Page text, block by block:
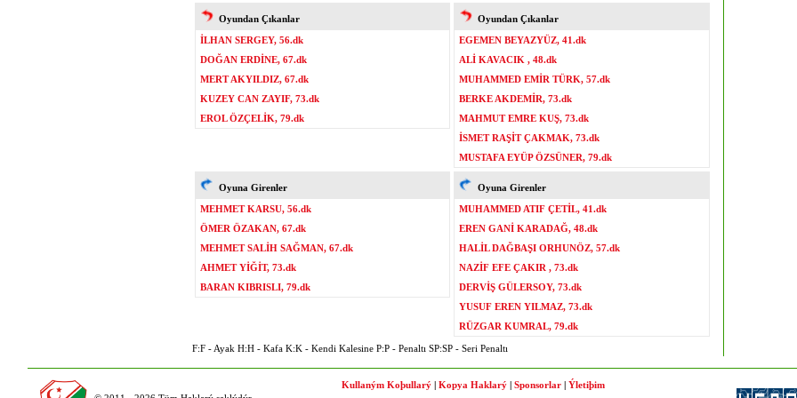
Oyundan Çıkanlar
İLHAN SERGEY, 56.dk
DOĞAN ERDİNE, 67.dk
MERT AKYILDIZ, 67.dk
KUZEY CAN ZAYIF, 73.dk
EROL ÖZÇELİK, 79.dk
Oyundan Çıkanlar
EGEMEN BEYAZYÜZ, 41.dk
ALİ KAVACIK , 48.dk
MUHAMMED EMİR TÜRK, 57.dk
BERKE AKDEMİR, 73.dk
MAHMUT EMRE KUŞ, 73.dk
İSMET RAŞİT ÇAKMAK, 73.dk
MUSTAFA EYÜP ÖZSÜNER, 79.dk
Oyuna Girenler
MEHMET KARSU, 56.dk
ÖMER ÖZAKAN, 67.dk
MEHMET SALİH SAĞMAN, 67.dk
AHMET YİĞİT, 73.dk
BARAN KIBRISLI, 79.dk
Oyuna Girenler
MUHAMMED ATIF ÇETİL, 41.dk
EREN GANİ KARADAĞ, 48.dk
HALİL DAĞBAŞI ORHUNÖZ, 57.dk
NAZİF EFE ÇAKIR , 73.dk
DERVİŞ GÜLERSOY, 73.dk
YUSUF EREN YILMAZ, 73.dk
RÜZGAR KUMRAL, 79.dk
F:F - Ayak H:H - Kafa K:K - Kendi Kalesine P:P - Penaltı SP:SP - Seri Penaltı
Kullaným Koþullarý | Kopya Haklarý | Sponsorlar | Ýletiþim